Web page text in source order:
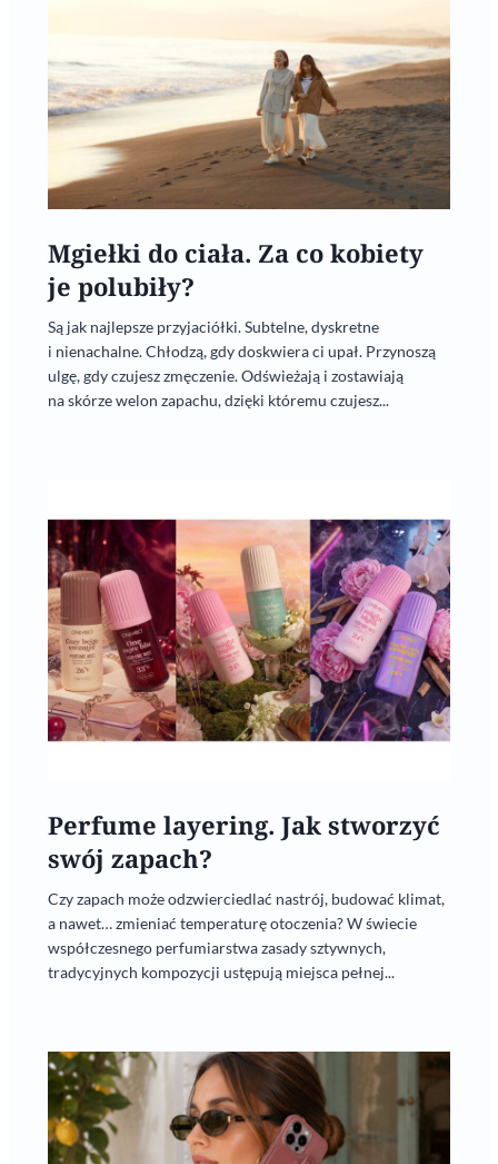
Mgiełki do ciała. Za co kobiety
je polubiły?
Są jak najlepsze przyjaciółki. Subtelne, dyskretne
i nienachalne. Chłodzą, gdy doskwiera ci upał. Przynoszą
ulgę, gdy czujesz zmęczenie. Odświeżają i zostawiają
na skórze welon zapachu, dzięki któremu czujesz...
Perfume layering. Jak stworzyć
swój zapach?
Czy zapach może odzwierciedlać nastrój, budować klimat,
a nawet… zmieniać temperaturę otoczenia? W świecie
współczesnego perfumiarstwa zasady sztywnych,
tradycyjnych kompozycji ustępują miejsca pełnej...